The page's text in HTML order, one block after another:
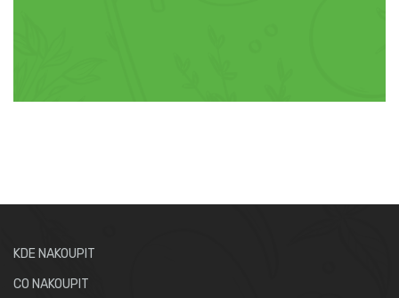
KDE NAKOUPIT
CO NAKOUPIT